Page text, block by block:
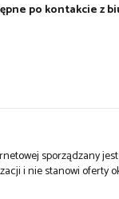
po kontakcie z
sporządzany
i nie stanowi oferty